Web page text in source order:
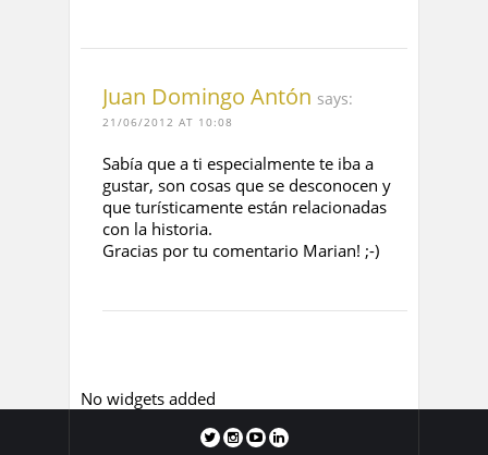
Juan Domingo Antón says:
21/06/2012 AT 10:08
Sabía que a ti especialmente te iba a
gustar, son cosas que se desconocen y
que turísticamente están relacionadas
con la historia.
Gracias por tu comentario Marian! ;-)
No widgets added